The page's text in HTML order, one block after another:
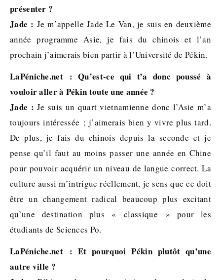
présenter ?
Jade : Je m’appelle Jade Le Van, je suis en deuxième
année programme Asie, je fais du chinois et l’an
prochain j’aimerais bien partir à l’Université de Pékin.
LaPéniche.net : Qu’est-ce qui t’a donc poussé à
vouloir aller à Pékin toute une année ?
Jade : Je suis un quart vietnamienne donc l’Asie m’a
toujours intéressée ; j’aimerais bien y vivre plus tard.
De plus, je fais du chinois depuis la seconde et je
pense qu’il faut au moins passer une année en Chine
pour pouvoir acquérir un niveau de langue correct. La
culture aussi m’intrigue réellement, je sens que ce doit
être un changement radical beaucoup plus excitant
qu’une destination plus « classique » pour les
étudiants de Sciences Po.
LaPéniche.net : Et pourquoi Pékin plutôt qu’une
autre ville ?